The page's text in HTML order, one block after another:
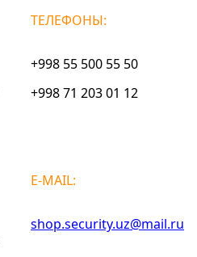
ТЕЛЕФОНЫ:
+998 55 500 55 50
+998 71 203 01 12
E-MAIL:
shop.security.uz@mail.ru